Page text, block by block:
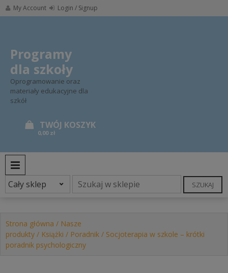
Skip
to
My Account Login / Signup
Programy
dla szkoły
Oprogramowanie oraz
materiały edukacyjne dla
szkół
0,00 zł
SZUKAJ
Strona główna / Nasze
produkty / Książki / Poradnik / Socjoterapia w szkole – krótki
poradnik psychologiczny